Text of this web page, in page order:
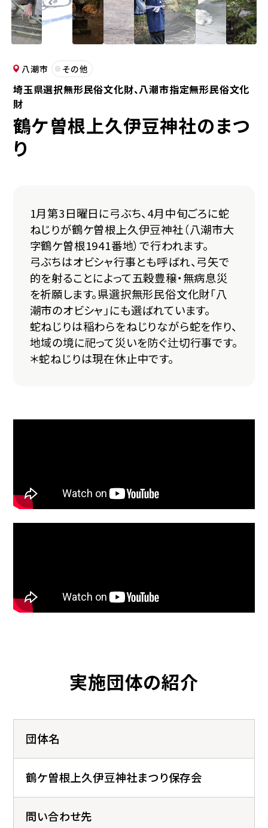
八潮市 その他
埼玉県選択無形民俗文化財、八潮市指定無形民俗文化
財
鶴ケ曽根上久伊豆神社のまつ
り
1月第3日曜日に弓ぶち、4月中旬ごろに蛇
ねじりが鶴ケ曽根上久伊豆神社（八潮市大
字鶴ケ曽根1941番地）で行われます。
弓ぶちはオビシャ行事とも呼ばれ、弓矢で
的を射ることによって五穀豊穣・無病息災
を祈願します。県選択無形民俗文化財「八
潮市のオビシャ」にも選ばれています。
蛇ねじりは稲わらをねじりながら蛇を作り、
地域の境に祀って災いを防ぐ辻切行事です。
＊蛇ねじりは現在休止中です。
実施団体の紹介
団体名
鶴ケ曽根上久伊豆神社まつり保存会
問い合わせ先